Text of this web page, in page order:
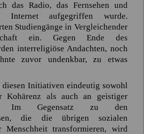
das Radio, das Fernsehen und
Internet aufgegriffen wurde.
Studiengänge in Vergleichender
ein. Gegen Ende des
interreligiöse Andachten, noch
zuvor undenkbar, zu etwas
Initiativen eindeutig sowohl
Kohärenz als auch an geistiger
Im Gegensatz zu den
die die übrigen sozialen
Menschheit transformieren, wird